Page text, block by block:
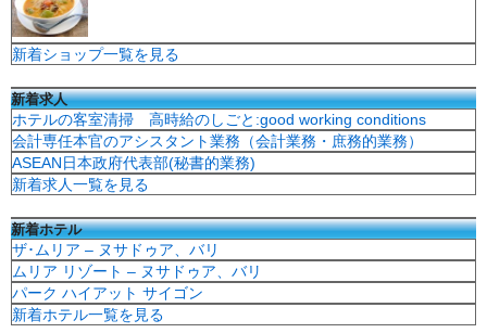
新着ショップ一覧を見る
新着求人
ホテルの客室清掃 高時給のしごと:good working conditions
会計専任本官のアシスタント業務（会計業務・庶務的業務）
ASEAN日本政府代表部(秘書的業務)
新着求人一覧を見る
新着ホテル
ザ･ムリア – ヌサドゥア、バリ
ムリア リゾート – ヌサドゥア、バリ
パーク ハイアット サイゴン
新着ホテル一覧を見る